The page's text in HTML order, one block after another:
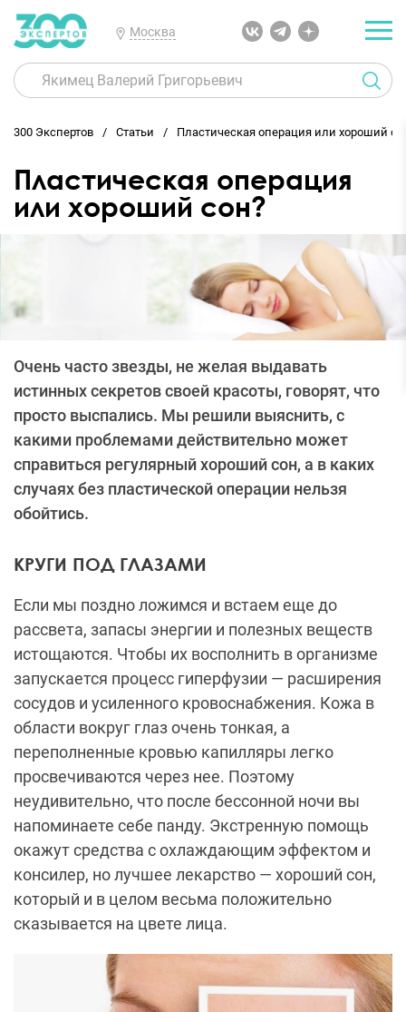
Москва
300 Экспертов Статьи Пластическая операция или хороший
Пластическая операция
или хороший сон?
Очень часто звезды, не желая выдавать
истинных секретов своей красоты, говорят, что
просто выспались. Мы решили выяснить, с
какими проблемами действительно может
справиться регулярный хороший сон, а в каких
случаях без пластической операции нельзя
обойтись.
КРУГИ ПОД ГЛАЗАМИ
Если мы поздно ложимся и встаем еще до
рассвета, запасы энергии и полезных веществ
истощаются. Чтобы их восполнить в организме
запускается процесс гиперфузии — расширения
сосудов и усиленного кровоснабжения. Кожа в
области вокруг глаз очень тонкая, а
переполненные кровью капилляры легко
просвечиваются через нее. Поэтому
неудивительно, что после бессонной ночи вы
напоминаете себе панду. Экстренную помощь
окажут средства с охлаждающим эффектом и
консилер, но лучшее лекарство — хороший сон,
который и в целом весьма положительно
сказывается на цвете лица.